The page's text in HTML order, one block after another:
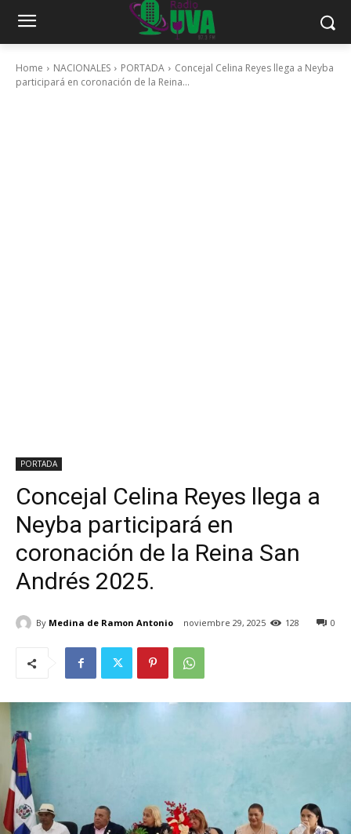
Home NACIONALES PORTADA
Concejal Celina Reyes llega a Neyba
participará en coronación de la Reina...
PORTADA
Concejal Celina Reyes llega a
Neyba participará en
coronación de la Reina San
Andrés 2025.
By Medina de Ramon Antonio noviembre 29, 2025 0
128